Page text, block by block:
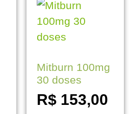
Mitburn 100mg
30 doses
R$ 153,00